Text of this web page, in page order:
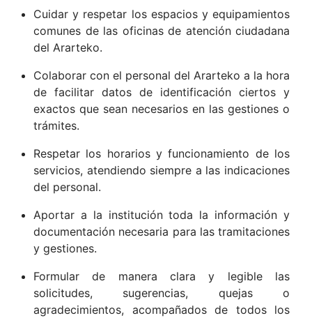
Cuidar y respetar los espacios y equipamientos
comunes de las oficinas de atención ciudadana
del Ararteko.
Colaborar con el personal del Ararteko a la hora
de facilitar datos de identificación ciertos y
exactos que sean necesarios en las gestiones o
trámites.
Respetar los horarios y funcionamiento de los
servicios, atendiendo siempre a las indicaciones
del personal.
Aportar a la institución toda la información y
documentación necesaria para las tramitaciones
y gestiones.
Formular de manera clara y legible las
solicitudes, sugerencias, quejas o
agradecimientos, acompañados de todos los